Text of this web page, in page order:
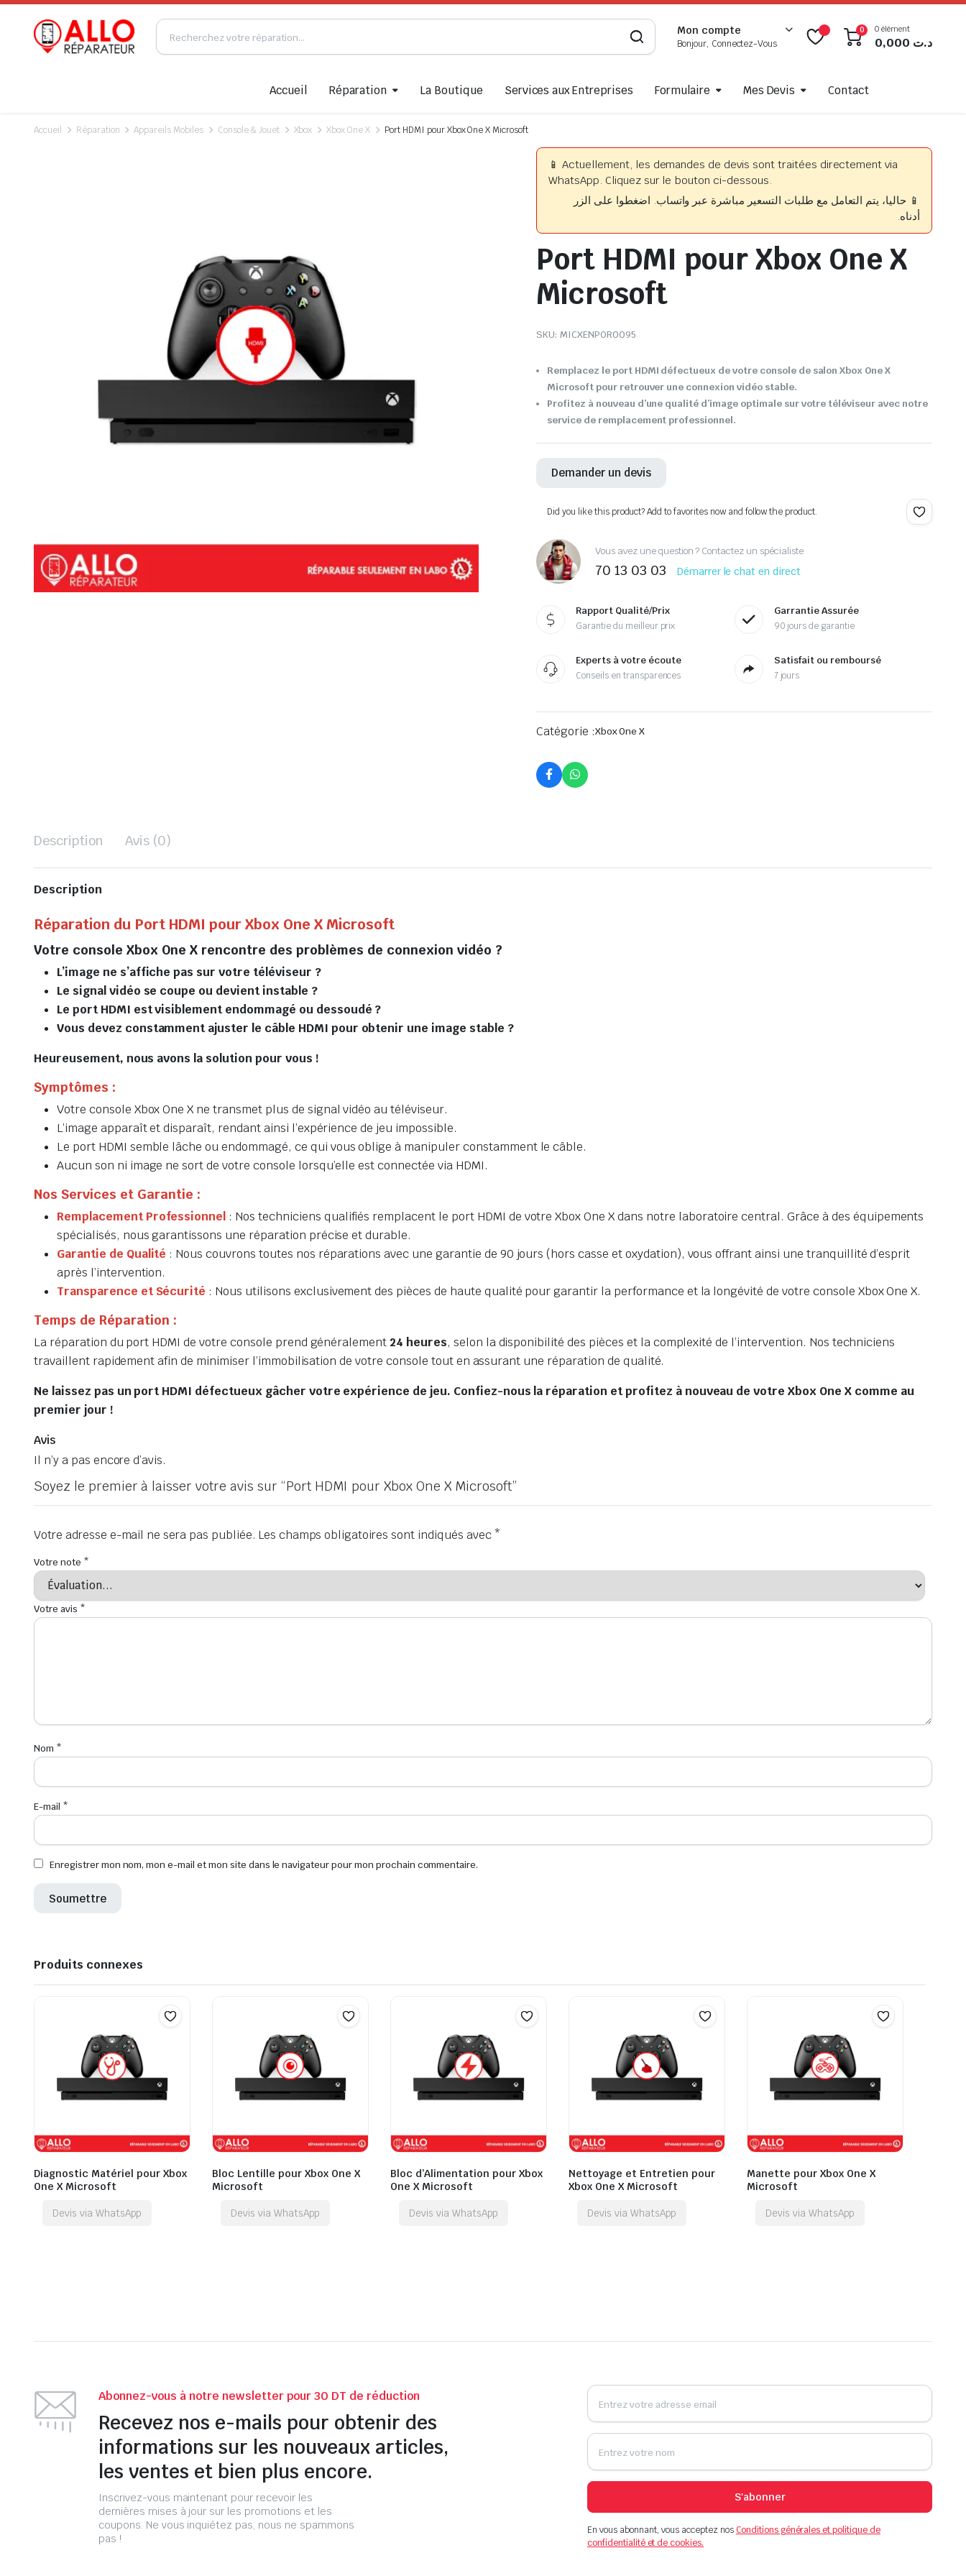
Mon compte
Bonjour, Connectez-Vous
0 0 élément
د.ت
Accueil Réparation La Boutique Services aux Entreprises Formulaire Mes Devis Contact
Accueil Réparation Appareils Mobiles Console & Jouet Xbox Xbox One X Port HDMI pour Xbox One X Microsoft
📱 Actuellement, les demandes de devis sont traitées directement via
WhatsApp. Cliquez sur le bouton ci-dessous.
📱 حاليا، يتم التعامل مع طلبات التسعير مباشرة عبر واتساب. اضغطوا على الزر
أدناه.
Port HDMI pour Xbox One X
Microsoft
SKU: MICXENPOR0095
Remplacez le port HDMI défectueux de votre console de salon Xbox One X
Microsoft pour retrouver une connexion vidéo stable.
Profitez à nouveau d’une qualité d’image optimale sur votre téléviseur avec notre
service de remplacement professionnel.
Demander un devis
Did you like this product? Add to favorites now and follow the product.
Vous avez une question ? Contactez un spécialiste
70 13 03 03 Démarrer le chat en direct
Rapport Qualité/Prix
Garantie du meilleur prix
Garrantie Assurée
90 jours de garantie
Experts à votre écoute
Conseils en transparences
Satisfait ou remboursé
7 jours
Catégorie :Xbox One X
Description Avis (0)
Description
Réparation du Port HDMI pour Xbox One X Microsoft
Votre console Xbox One X rencontre des problèmes de connexion vidéo ?
L’image ne s’affiche pas sur votre téléviseur ?
Le signal vidéo se coupe ou devient instable ?
Le port HDMI est visiblement endommagé ou dessoudé ?
Vous devez constamment ajuster le câble HDMI pour obtenir une image stable ?
Heureusement, nous avons la solution pour vous !
Symptômes :
Votre console Xbox One X ne transmet plus de signal vidéo au téléviseur.
L’image apparaît et disparaît, rendant ainsi l’expérience de jeu impossible.
Le port HDMI semble lâche ou endommagé, ce qui vous oblige à manipuler constamment le câble.
Aucun son ni image ne sort de votre console lorsqu’elle est connectée via HDMI.
Nos Services et Garantie :
Remplacement Professionnel : Nos techniciens qualifiés remplacent le port HDMI de votre Xbox One X dans notre laboratoire central. Grâce à des équipements
spécialisés, nous garantissons une réparation précise et durable.
Garantie de Qualité : Nous couvrons toutes nos réparations avec une garantie de 90 jours (hors casse et oxydation), vous offrant ainsi une tranquillité d’esprit
après l’intervention.
Transparence et Sécurité : Nous utilisons exclusivement des pièces de haute qualité pour garantir la performance et la longévité de votre console Xbox One X.
Temps de Réparation :
La réparation du port HDMI de votre console prend généralement 24 heures, selon la disponibilité des pièces et la complexité de l’intervention. Nos techniciens
travaillent rapidement afin de minimiser l’immobilisation de votre console tout en assurant une réparation de qualité.
Ne laissez pas un port HDMI défectueux gâcher votre expérience de jeu. Confiez-nous la réparation et profitez à nouveau de votre Xbox One X comme au
premier jour !
Avis
Il n’y a pas encore d’avis.
Soyez le premier à laisser votre avis sur “Port HDMI pour Xbox One X Microsoft”
Votre adresse e-mail ne sera pas publiée. Les champs obligatoires sont indiqués avec*
Votre note *
Votre avis *
Nom *
E-mail *
Enregistrer mon nom, mon e-mail et mon site dans le navigateur pour mon prochain commentaire.
Produits connexes
Diagnostic Matériel pour Xbox
One X Microsoft
Devis via WhatsApp
Bloc Lentille pour Xbox One X
Microsoft
Devis via WhatsApp
Bloc d’Alimentation pour Xbox
One X Microsoft
Devis via WhatsApp
Nettoyage et Entretien pour
Xbox One X Microsoft
Devis via WhatsApp
Manette pour Xbox One X
Microsoft
Devis via WhatsApp
Abonnez-vous à notre newsletter pour 30 DT de réduction
Recevez nos e-mails pour obtenir des
informations sur les nouveaux articles,
les ventes et bien plus encore.
Inscrivez-vous maintenant pour recevoir les
dernières mises à jour sur les promotions et les
coupons. Ne vous inquiétez pas, nous ne spammons
pas !
S'abonner
En vous abonnant, vous acceptez nosConditions générales et politique de
confidentialité et de cookies.